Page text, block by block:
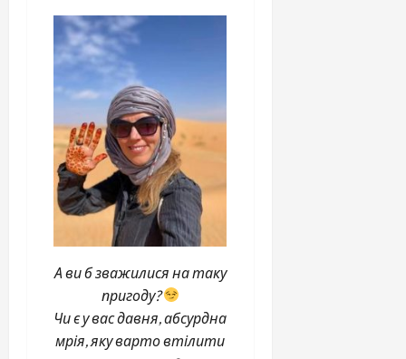
А ви б зважилися на таку
пригоду?
Чи є у вас давня, абсурдна
мрія, яку варто втілити